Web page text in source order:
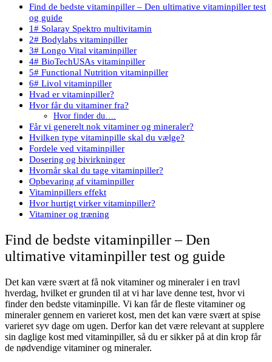
Find de bedste vitaminpiller – Den ultimative vitaminpiller test
og guide
1# Solaray Spektro multivitamin
2# Bodylabs vitaminpiller
3# Longo Vital vitaminpiller
4# BioTechUSAs vitaminpiller
5# Functional Nutrition vitaminpiller
6# Livol vitaminpiller
Hvad er vitaminpiller?
Hvor får du vitaminer fra?
Hvor finder du….
Får vi generelt nok vitaminer og mineraler?
Hvilken type vitaminpille skal du vælge?
Fordele ved vitaminpiller
Dosering og bivirkninger
Hvornår skal du tage vitaminpiller?
Opbevaring af vitaminpiller
Vitaminpillers effekt
Hvor hurtigt virker vitaminpiller?
Vitaminer og træning
Find de bedste vitaminpiller – Den
ultimative vitaminpiller test og guide
Det kan være svært at få nok vitaminer og mineraler i en travl
hverdag, hvilket er grunden til at vi har lave denne test, hvor vi
finder den bedste vitaminpille. Vi kan får de fleste vitaminer og
mineraler gennem en varieret kost, men det kan være svært at spise
varieret syv dage om ugen. Derfor kan det være relevant at supplere
sin daglige kost med vitaminpiller, så du er sikker på at din krop får
de nødvendige vitaminer og mineraler.